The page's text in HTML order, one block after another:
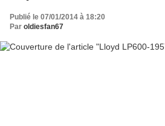
Publié le 07/01/2014 à 18:20
Par oldiesfan67